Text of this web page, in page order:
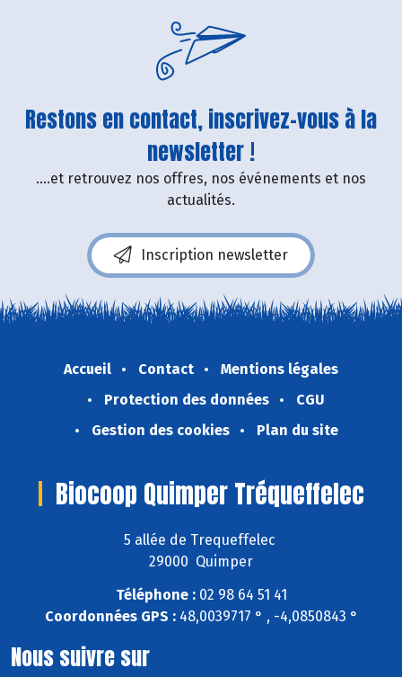
Restons en contact, inscrivez-vous à la
newsletter !
....et retrouvez nos offres, nos événements et nos
actualités.
Inscription newsletter
Accueil Contact
Mentions légales
Protection des données
CGU
Gestion des cookies
Plan du site
Biocoop Quimper Tréqueffelec
5 allée de Trequeffelec
29000 Quimper
Téléphone :02 98 64 51 41
Coordonnées GPS :48,0039717 ° , -4,0850843 °
Nous suivre sur